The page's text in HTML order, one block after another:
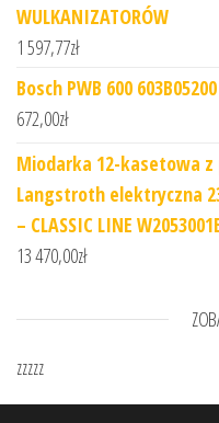
WULKANIZATORÓW
1 597,77zł
Bosch PWB 600 603B05200
672,00zł
Miodarka 12-kasetowa
Langstroth elektryczna
– CLASSIC LINE
13 470,00zł
zzzzz